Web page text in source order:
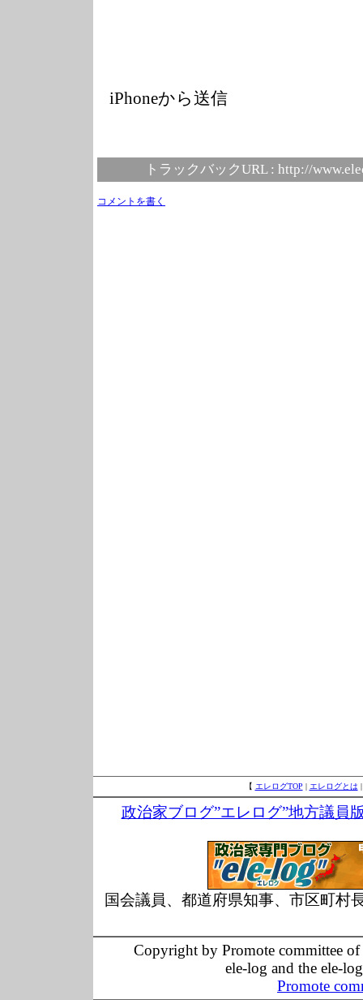
iPhoneから送信
トラックバックURL : http://
コメントを書く
【 エレログTOP | エレログとは
政治家ブログ”エレログ”地方議員
国会議員、都道府県知事、市区町村
Copyright by Promote committee
ele-log and the ele-
Promote